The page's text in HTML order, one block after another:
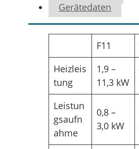
Gerätedaten
F11
Heizleis
tung
1,9 –
11,3 kW
Leistun
gsaufn
ahme
0,8 –
3,0 kW